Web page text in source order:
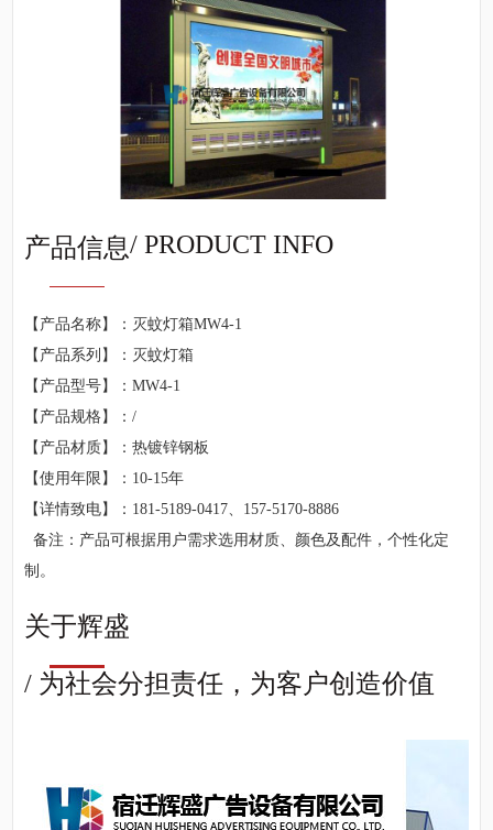
产品信息/ PRODUCT INFO
【产品名称】：灭蚊灯箱MW4-1
【产品系列】：灭蚊灯箱
【产品型号】：MW4-1
【产品规格】：/
【产品材质】：热镀锌钢板
【使用年限】：10-15年
【详情致电】：181-5189-0417、157-5170-8886
备注：产品可根据用户需求选用材质、颜色及配件，个性化定
制。
关于辉盛
/ 为社会分担责任，为客户创造价值